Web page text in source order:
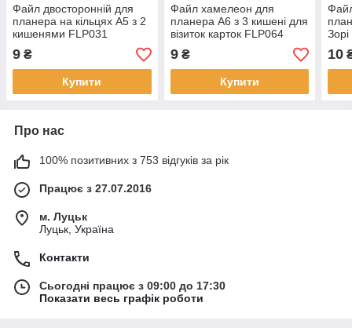
Файл двосторонній для
планера на кільцях А5 з 2
кишенями FLP031
9 ₴
Купити
Файл хамелеон для
планера А6 з 3 кишені для
візиток карток FLP064
9₴
Купити
10
Про нас
100% позитивних з 753 відгуків за рік
Працює з 27.07.2016
м. Луцьк
Луцьк, Україна
Контакти
Сьогодні працює з 09:00 до 17:30
Показати весь графік роботи